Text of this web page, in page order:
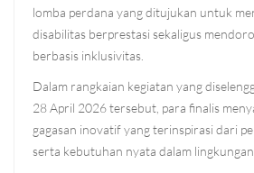
lomba perdana yang ditujukan untuk
disabilitas berprestasi sekaligus
berbasis inklusivitas.
Dalam rangkaian kegiatan yang
28 April 2026 tersebut, para finalis
gagasan inovatif yang terinspirasi dari
serta kebutuhan nyata dalam